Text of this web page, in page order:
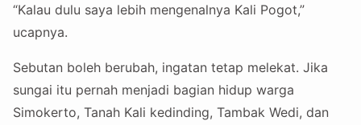
“Kalau dulu saya lebih mengenalnya Kali Pogot,”
ucapnya.
Sebutan boleh berubah, ingatan tetap melekat. Jika
sungai itu pernah menjadi bagian hidup warga
Simokerto, Tanah Kali kedinding, Tambak Wedi, dan